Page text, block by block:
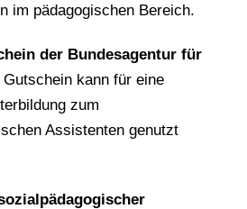
im pädagogischen Bereich.
der Bundesagentur für
Gutschein kann für eine
zum
Assistenten genutzt